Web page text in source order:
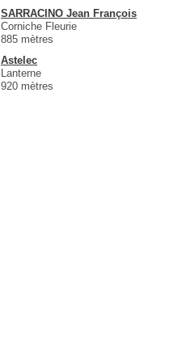
SARRACINO Jean François
Corniche Fleurie
885 mètres
Astelec
Lanterne
920 mètres